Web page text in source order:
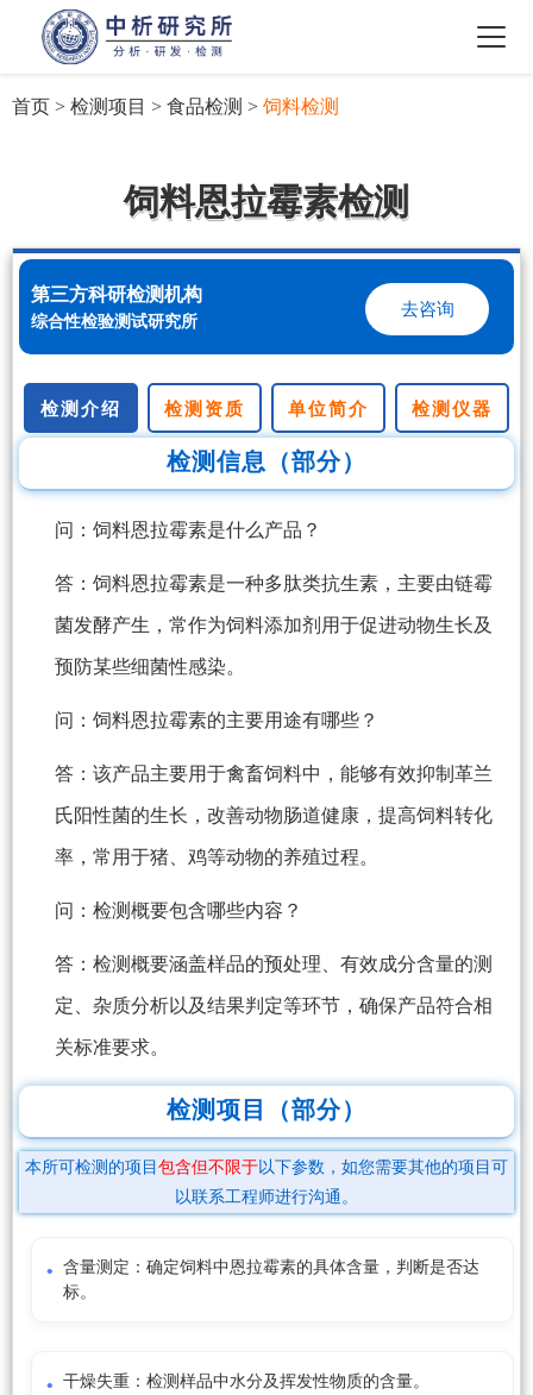
首页 > 检测项目 > 食品检测 > 饲料检测
饲料恩拉霉素检测
第三方科研检测机构
综合性检验测试研究所
去咨询
检测介绍 检测资质 单位简介 检测仪器
检测信息（部分）
问：饲料恩拉霉素是什么产品？
答：饲料恩拉霉素是一种多肽类抗生素，主要由链霉
菌发酵产生，常作为饲料添加剂用于促进动物生长及
预防某些细菌性感染。
问：饲料恩拉霉素的主要用途有哪些？
答：该产品主要用于禽畜饲料中，能够有效抑制革兰
氏阳性菌的生长，改善动物肠道健康，提高饲料转化
率，常用于猪、鸡等动物的养殖过程。
问：检测概要包含哪些内容？
答：检测概要涵盖样品的预处理、有效成分含量的测
定、杂质分析以及结果判定等环节，确保产品符合相
关标准要求。
检测项目（部分）
本所可检测的项目 包含但不限于以下参数，如您需要其他的项目可
以联系工程师进行沟通。
含量测定：确定饲料中恩拉霉素的具体含量，判断是否达
标。
干燥失重：检测样品中水分及挥发性物质的含量。